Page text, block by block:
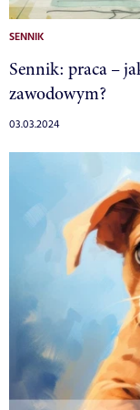
SENNIK
Sennik: praca –
zawodowym?
03.03.2024